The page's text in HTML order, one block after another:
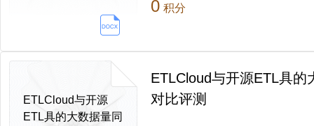
0 积分
ETLCloud与开源
ETL具的大数据量同
ETLCloud与开源ETL具的
对比评测